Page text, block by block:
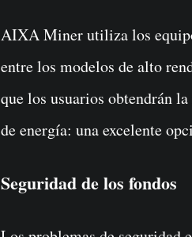
AIXA Miner utiliza los
entre los modelos de alto
que los usuarios obtendrán
de energía: una excelente
Seguridad de los fondos